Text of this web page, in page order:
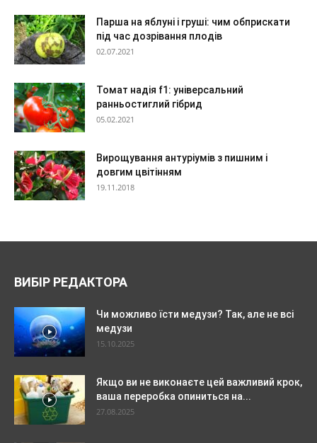
Парша на яблуні і груші: чим обприскати
під час дозрівання плодів
02.07.2021
Томат надія f1: універсальний
ранньостиглий гібрид
05.02.2021
Вирощування антуріумів з пишним і
довгим цвітінням
19.11.2018
ВИБІР РЕДАКТОРА
Чи можливо їсти медузи? Так, але не всі
медузи
15.10.2025
Якщо ви не виконаєте цей важливий крок,
ваша переробка опиниться на...
27.08.2025